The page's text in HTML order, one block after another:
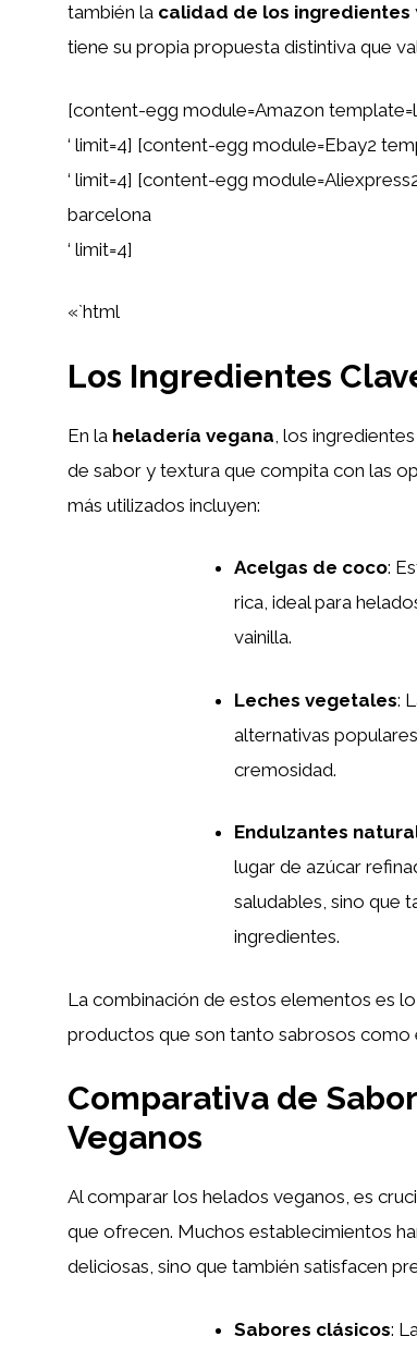
también la calidad de los ingredientes
tiene su propia propuesta distintiva que
[content-egg module=Amazon
‘ limit=4] [content-egg module=Ebay2
‘ limit=4] [content-egg
barcelona
‘ limit=4]
«`html
Los Ingredientes
En la heladería vegana , los
de sabor y textura que compita con las
más utilizados incluyen:
Acelgas de coco:
rica, ideal para
vainilla.
Leches vegetales:
alternativas
cremosidad.
Endulzantes
lugar de azúcar
saludables, sino que
ingredientes.
La combinación de estos elementos es
productos que son tanto sabrosos como
Comparativa de
Veganos
Al comparar los helados veganos, es
que ofrecen. Muchos establecimientos
deliciosas, sino que también satisfacen
Sabores clásicos: